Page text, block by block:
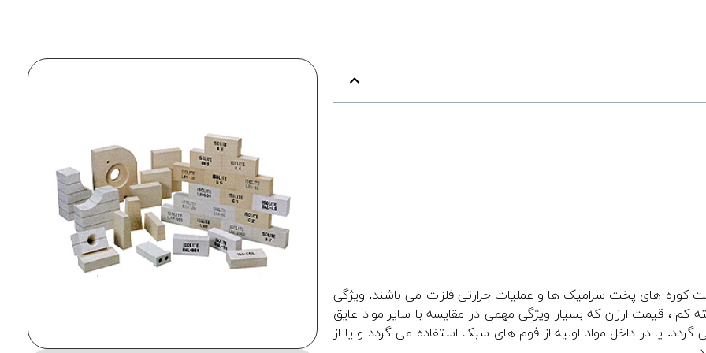
کوره های پخت سرامیک ها و عملیات حرارتی فلزات می باشند. ویژگی
کم ، قیمت ارزان که بسیار ویژگی مهمی در مقایسه با سایر مواد عایق
یا در داخل مواد اولیه از فوم های سبک استفاده می گردد و یا از